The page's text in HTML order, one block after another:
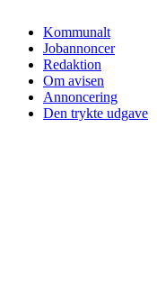
Kommunalt
Jobannoncer
Redaktion
Om avisen
Annoncering
Den trykte udgave